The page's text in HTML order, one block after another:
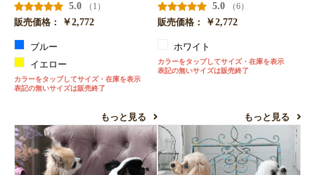
5.0
（1）
販売価格：
￥2,772
ブルー
イエロー
カラーをタップしてサイズ・在庫を表示
表記の無いサイズは販売終了
もっと見る
5.0
（6）
販売価格：
￥2,772
ホワイト
カラーをタップしてサイズ・在庫を表示
表記の無いサイズは販売終了
もっと見る